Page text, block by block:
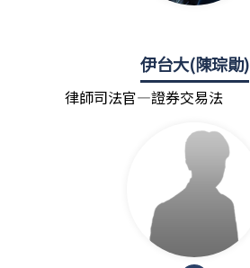
伊台大(陳琮勛)
律師司法官—證券交易法